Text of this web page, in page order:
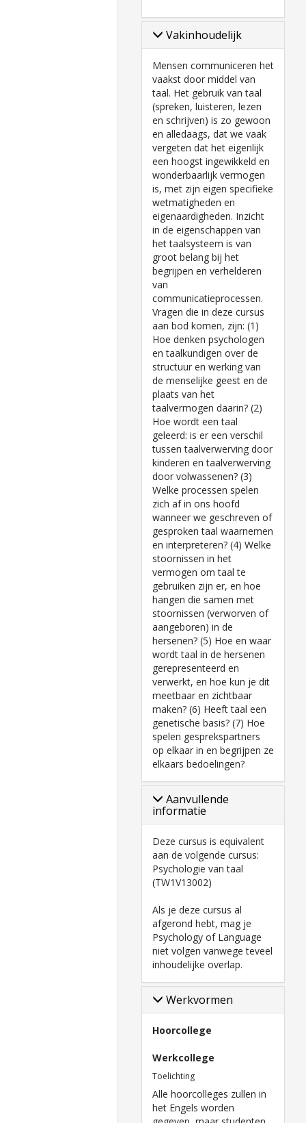
Vakinhoudelijk
Mensen communiceren het
vaakst door middel van
taal. Het gebruik van taal
(spreken, luisteren, lezen
en schrijven) is zo gewoon
en alledaags, dat we vaak
vergeten dat het eigenlijk
een hoogst ingewikkeld en
wonderbaarlijk vermogen
is, met zijn eigen specifieke
wetmatigheden en
eigenaardigheden. Inzicht
in de eigenschappen van
het taalsysteem is van
groot belang bij het
begrijpen en verhelderen
van
communicatieprocessen.
Vragen die in deze cursus
aan bod komen, zijn: (1)
Hoe denken psychologen
en taalkundigen over de
structuur en werking van
de menselijke geest en de
plaats van het
taalvermogen daarin? (2)
Hoe wordt een taal
geleerd: is er een verschil
tussen taalverwerving door
kinderen en taalverwerving
door volwassenen? (3)
Welke processen spelen
zich af in ons hoofd
wanneer we geschreven of
gesproken taal waarnemen
en interpreteren? (4) Welke
stoornissen in het
vermogen om taal te
gebruiken zijn er, en hoe
hangen die samen met
stoornissen (verworven of
aangeboren) in de
hersenen? (5) Hoe en waar
wordt taal in de hersenen
gerepresenteerd en
verwerkt, en hoe kun je dit
meetbaar en zichtbaar
maken? (6) Heeft taal een
genetische basis? (7) Hoe
spelen gesprekspartners
op elkaar in en begrijpen ze
elkaars bedoelingen?
Aanvullende
informatie
Deze cursus is equivalent
aan de volgende cursus:
Psychologie van taal
(TW1V13002)
Als je deze cursus al
afgerond hebt, mag je
Psychology of Language
niet volgen vanwege teveel
inhoudelijke overlap.
Werkvormen
Hoorcollege
Werkcollege
Toelichting
Alle hoorcolleges zullen in
het Engels worden